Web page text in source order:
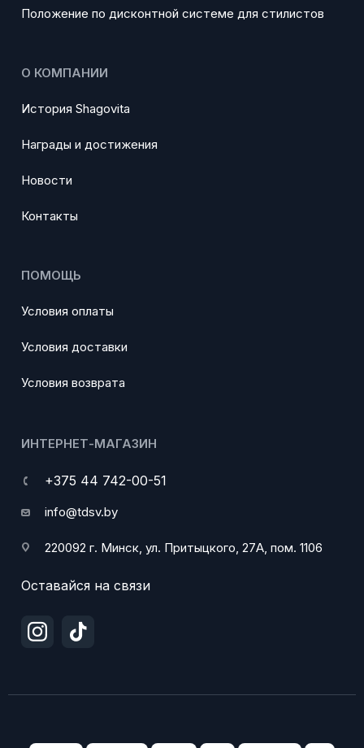
Положение по дисконтной системе для стилистов
О КОМПАНИИ
История Shagovita
Награды и достижения
Новости
Контакты
ПОМОЩЬ
Условия оплаты
Условия доставки
Условия возврата
ИНТЕРНЕТ-МАГАЗИН
+375 44 742-00-51
info@tdsv.by
220092 г. Минск, ул. Притыцкого, 27А, пом. 1106
Оставайся на связи